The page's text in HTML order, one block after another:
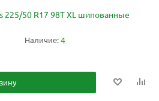
225/50 R17 98T XL шипованные
Наличие:4